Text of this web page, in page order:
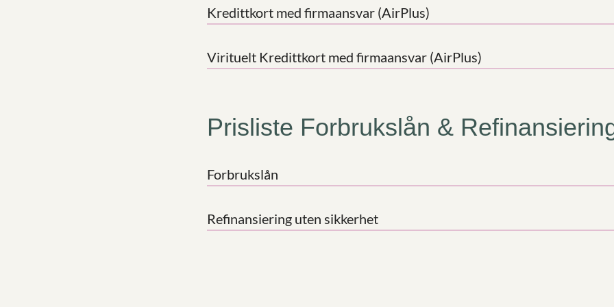
Kredittkort med firmaansvar (AirPlus)
Virituelt Kredittkort med firmaansvar (AirPlus)
Prisliste Forbrukslån &
Forbrukslån
Refinansiering uten sikkerhet